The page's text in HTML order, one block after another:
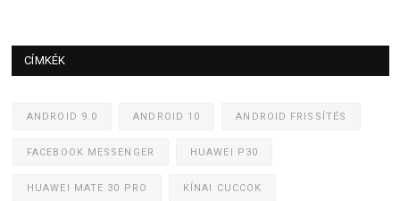
CÍMKÉK
ANDROID 9.0 ANDROID 10 ANDROID FRISSÍTÉS
FACEBOOK MESSENGER HUAWEI P30
HUAWEI MATE 30 PRO KÍNAI CUCCOK